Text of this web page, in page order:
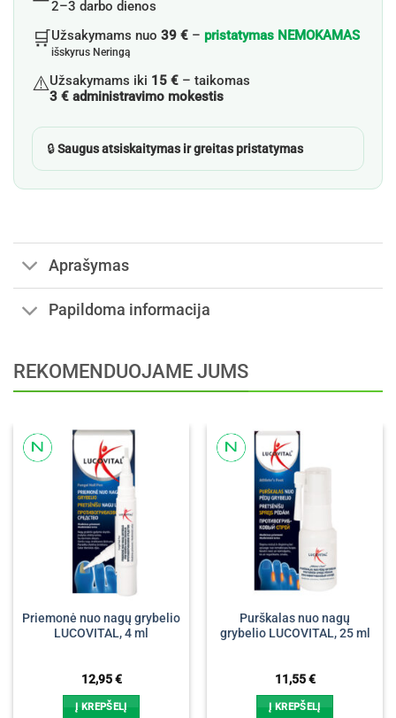
2–3 darbo dienos
🛒 Užsakymams nuo 39 € – pristatymas NEMOKAMAS
išskyrus Neringą
⚠️Užsakymams iki 15 € – taikomas
3 € administravimo mokestis
🔒Saugus atsiskaitymas ir greitas pristatymas
Aprašymas
Papildoma informacija
REKOMENDUOJAME JUMS
Priemonė nuo nagų grybelio
LUCOVITAL, 4 ml
12,95€
Į KREPŠELĮ
Purškalas nuo nagų
grybelio LUCOVITAL, 25 ml
11,55€
Į KREPŠELĮ